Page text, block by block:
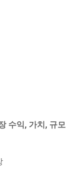
수익, 가치, 규모